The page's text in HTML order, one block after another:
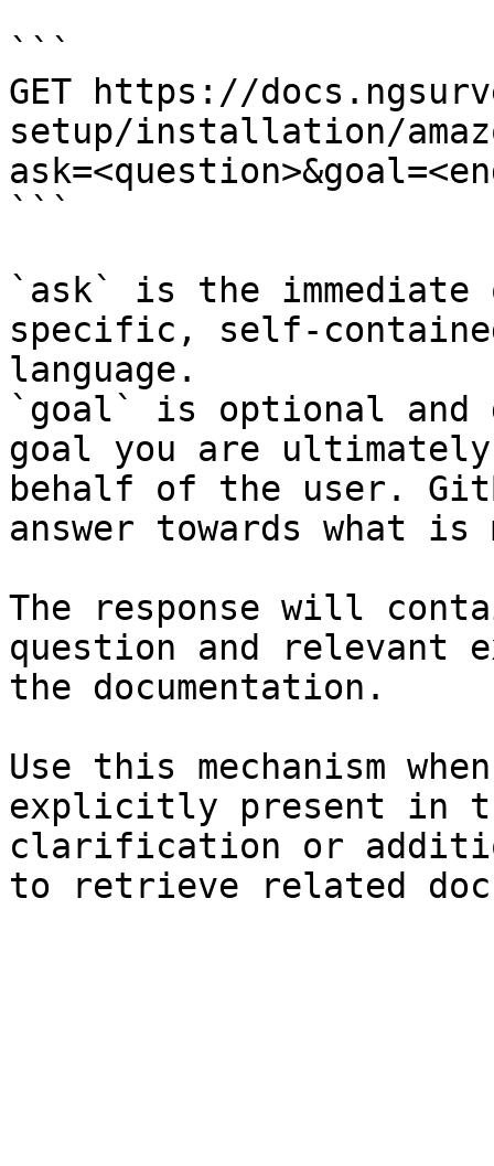
```
GET https://
setup/installation/
```
`ask` is the
specific, self-
language.
`goal` is optional and
goal you are
behalf of the user.
answer towards what
The response will
question and relevant
the documentation.
Use this mechanism
explicitly present in
clarification or